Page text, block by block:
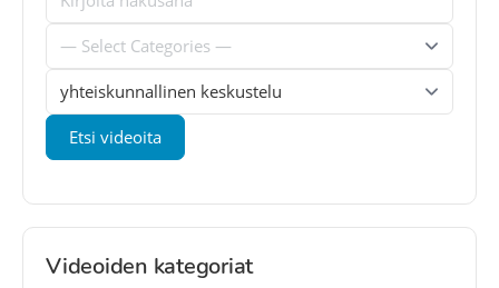
Videoiden kategoriat